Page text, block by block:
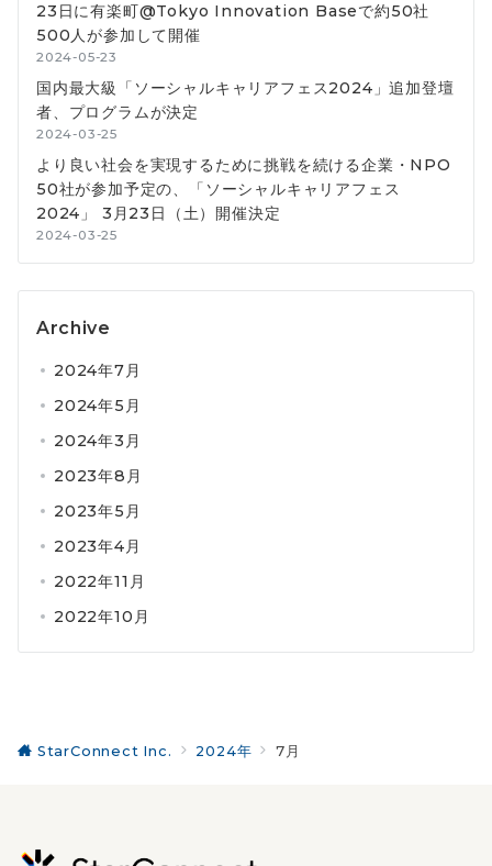
23日に有楽町@Tokyo Innovation Baseで約50社
500人が参加して開催
2024-05-23
国内最大級「ソーシャルキャリアフェス2024」追加登壇
者、プログラムが決定
2024-03-25
より良い社会を実現するために挑戦を続ける企業・NPO
50社が参加予定の、「ソーシャルキャリアフェス
2024」 3月23日（土）開催決定
2024-03-25
Archive
2024年7月
2024年5月
2024年3月
2023年8月
2023年5月
2023年4月
2022年11月
2022年10月
StarConnect Inc. 2024年 7月